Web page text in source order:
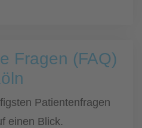
Fragen (FAQ)
Patientenfragen
einen Blick.